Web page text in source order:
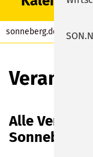
sonneberg.de
Alle
Sonneberg